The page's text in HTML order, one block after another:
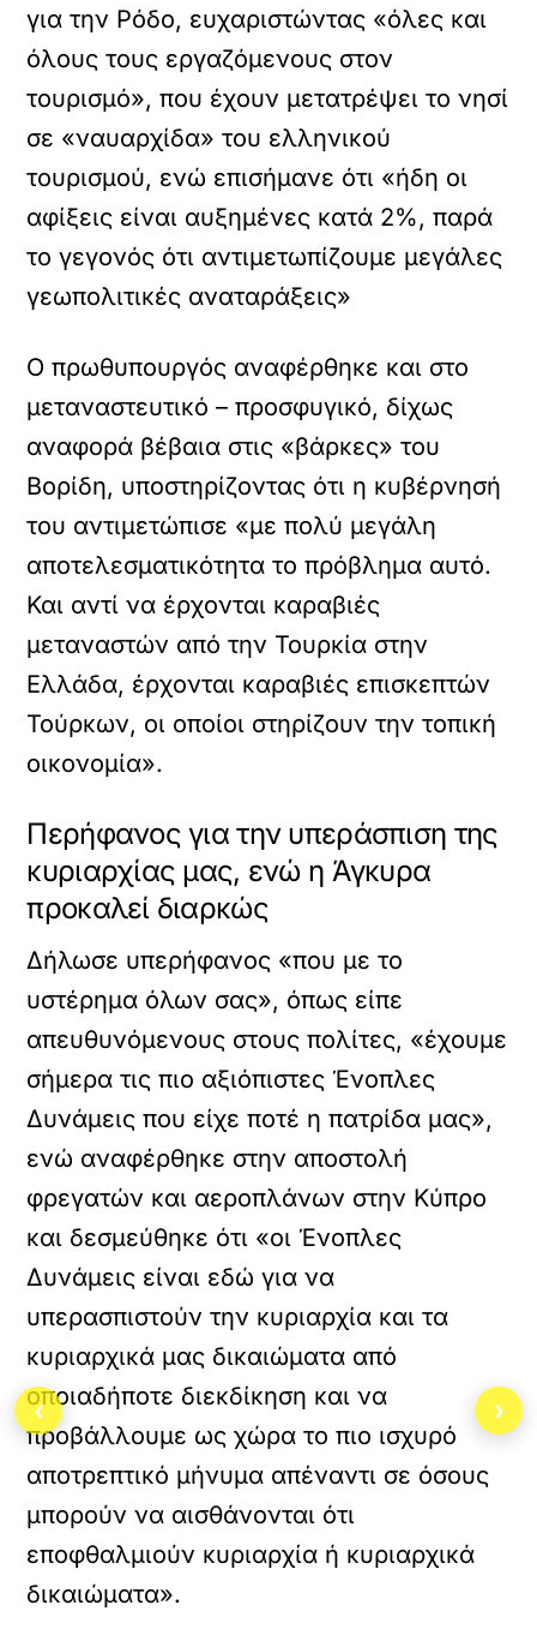
για την Ρόδο, ευχαριστώντας «όλες και
όλους τους εργαζόμενους στον
τουρισμό», που έχουν μετατρέψει το νησί
σε «ναυαρχίδα» του ελληνικού
τουρισμού, ενώ επισήμανε ότι «ήδη οι
αφίξεις είναι αυξημένες κατά 2%, παρά
το γεγονός ότι αντιμετωπίζουμε μεγάλες
γεωπολιτικές αναταράξεις»
Ο πρωθυπουργός αναφέρθηκε και στο
μεταναστευτικό – προσφυγικό, δίχως
αναφορά βέβαια στις «βάρκες» του
Βορίδη, υποστηρίζοντας ότι η κυβέρνησή
του αντιμετώπισε «με πολύ μεγάλη
αποτελεσματικότητα το πρόβλημα αυτό.
Και αντί να έρχονται καραβιές
μεταναστών από την Τουρκία στην
Ελλάδα, έρχονται καραβιές επισκεπτών
Τούρκων, οι οποίοι στηρίζουν την τοπική
οικονομία».
Περήφανος για την υπεράσπιση της
κυριαρχίας μας, ενώ η Άγκυρα
προκαλεί διαρκώς
Δήλωσε υπερήφανος «που με το
υστέρημα όλων σας», όπως είπε
απευθυνόμενους στους πολίτες, «έχουμε
σήμερα τις πιο αξιόπιστες Ένοπλες
Δυνάμεις που είχε ποτέ η πατρίδα μας»,
ενώ αναφέρθηκε στην αποστολή
φρεγατών και αεροπλάνων στην Κύπρο
και δεσμεύθηκε ότι «οι Ένοπλες
Δυνάμεις είναι εδώ για να
υπερασπιστούν την κυριαρχία και τα
κυριαρχικά μας δικαιώματα από
οποιαδήποτε διεκδίκηση και να
προβάλλουμε ως χώρα το πιο ισχυρό
αποτρεπτικό μήνυμα απέναντι σε όσους
μπορούν να αισθάνονται ότι
εποφθαλμιούν κυριαρχία ή κυριαρχικά
δικαιώματα».
‹ ›